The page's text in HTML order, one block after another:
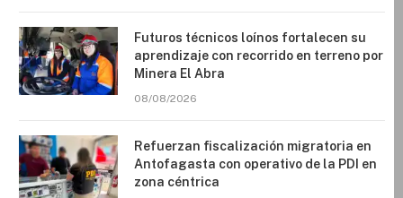
Futuros técnicos loínos fortalecen su
aprendizaje con recorrido en terreno por
Minera El Abra
08/08/2026
Refuerzan fiscalización migratoria en
Antofagasta con operativo de la PDI en
zona céntrica